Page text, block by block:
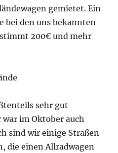
gemietet. Ein
bei den uns bekannten
200€ und mehr
sehr gut
im Oktober auch
sind wir einige Straßen
die einen Allradwagen